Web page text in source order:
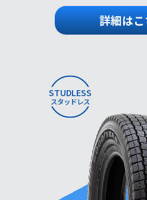
詳細は
STUDLESS
スタッドレス